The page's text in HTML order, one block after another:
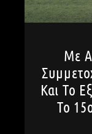
Με
Και Το
Το